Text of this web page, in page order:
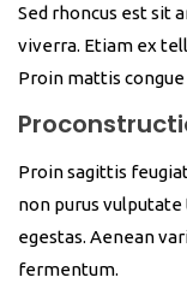
Sed rhoncus est sit
viverra. Etiam ex
Proin mattis
Proin sagittis
non purus vulputate
egestas. Aenean
fermentum.